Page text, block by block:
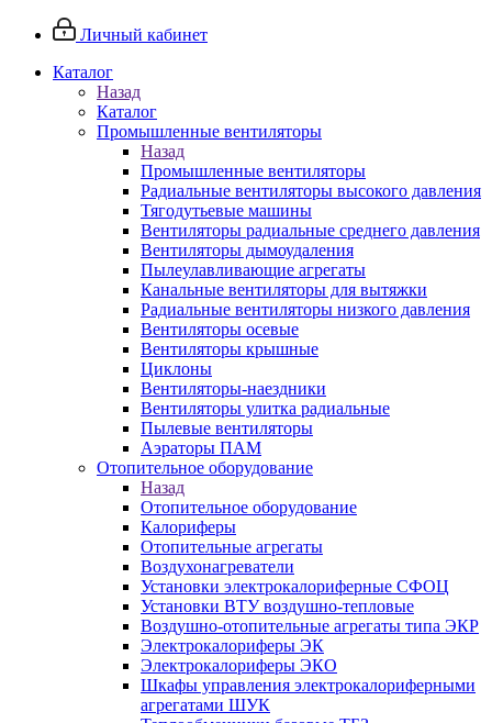
Личный кабинет
Каталог
Назад
Каталог
Промышленные вентиляторы
Назад
Промышленные вентиляторы
Радиальные вентиляторы высокого давления
Тягодутьевые машины
Вентиляторы радиальные среднего давления
Вентиляторы дымоудаления
Пылеулавливающие агрегаты
Канальные вентиляторы для вытяжки
Радиальные вентиляторы низкого давления
Вентиляторы осевые
Вентиляторы крышные
Циклоны
Вентиляторы-наездники
Вентиляторы улитка радиальные
Пылевые вентиляторы
Аэраторы ПАМ
Отопительное оборудование
Назад
Отопительное оборудование
Калориферы
Отопительные агрегаты
Воздухонагреватели
Установки электрокалориферные СФОЦ
Установки ВТУ воздушно-тепловые
Воздушно-отопительные агрегаты типа ЭКР
Электрокалориферы ЭК
Электрокалориферы ЭКО
Шкафы управления электрокалориферными
агрегатами ШУК